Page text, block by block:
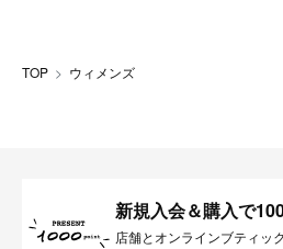
TOP ウィメンズ
新規入会＆購入で
店舗とオンラインブティッ